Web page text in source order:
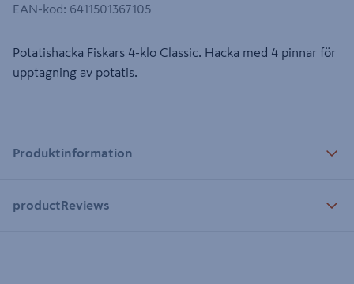
EAN-kod: 6411501367105
Potatishacka Fiskars 4-klo Classic. Hacka med 4 pinnar för
upptagning av potatis.
Produktinformation
productReviews